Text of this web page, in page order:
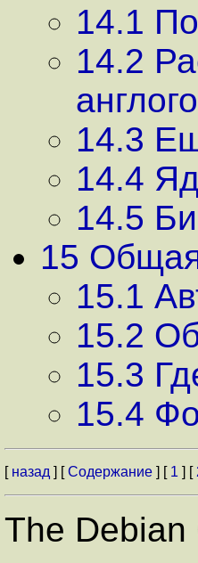
14.1
14.2
14.3
14.4
14.5
15
15.1
15.2
15.3
15.4
[ назад ] [Содержание ] [ 1 ] [
The Debian